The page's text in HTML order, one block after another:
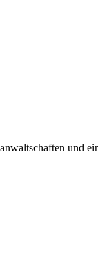
und